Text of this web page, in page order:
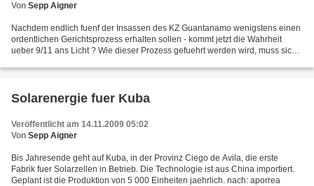
Von Sepp Aigner
Nachdem endlich fuenf der Insassen des KZ Guantanamo wenigstens einen
ordentlichen Gerichtsprozess erhalten sollen - kommt jetzt die Wahrheit
ueber 9/11 ans Licht ? Wie dieser Prozess gefuehrt werden wird, muss sich
Solarenergie fuer Kuba
Veröffentlicht am 14.11.2009 05:02
Von Sepp Aigner
Bis Jahresende geht auf Kuba, in der Provinz Ciego de Avila, die erste
Fabrik fuer Solarzellen in Betrieb. Die Technologie ist aus China importiert.
Geplant ist die Produktion von 5 000 Einheiten jaehrlich. nach: aporrea